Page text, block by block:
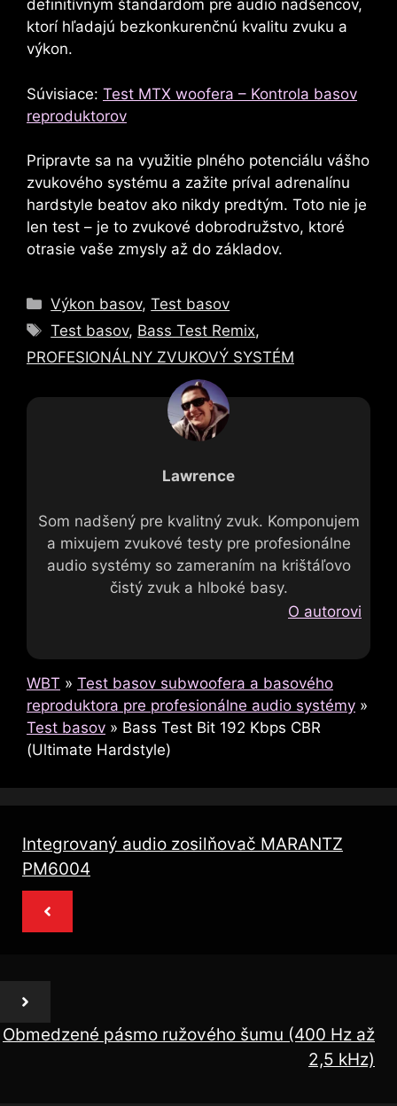
definitívnym štandardom pre audio nadšencov,
ktorí hľadajú bezkonkurenčnú kvalitu zvuku a
výkon.
Súvisiace: Test MTX woofera – Kontrola basov
reproduktorov
Pripravte sa na využitie plného potenciálu vášho
zvukového systému a zažite príval adrenalínu
hardstyle beatov ako nikdy predtým. Toto nie je
len test – je to zvukové dobrodružstvo, ktoré
otrasie vaše zmysly až do základov.
kategórie
Výkon basov,Test basov
Tagy
Test basov, Bass Test Remix,
PROFESIONÁLNY ZVUKOVÝ SYSTÉM
Lawrence
Som nadšený pre kvalitný zvuk. Komponujem
a mixujem zvukové testy pre profesionálne
audio systémy so zameraním na krištáľovo
čistý zvuk a hlboké basy.
O autorovi
WBT » Test basov subwoofera a basového
reproduktora pre profesionálne audio systémy »
Test basov » Bass Test Bit 192 Kbps CBR
(Ultimate Hardstyle)
Integrovaný audio zosilňovač MARANTZ
PM6004
Obmedzené pásmo ružového šumu (400 Hz až
2,5 kHz)